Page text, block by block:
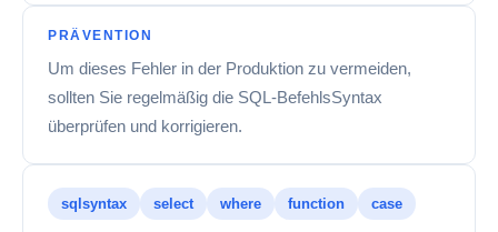
PRÄVENTION
Um dieses Fehler in der Produktion zu vermeiden,
sollten Sie regelmäßig die SQL-BefehlsSyntax
überprüfen und korrigieren.
sqlsyntax select where function case